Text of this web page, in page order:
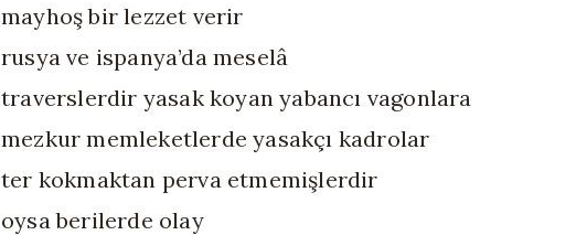
mayhoş bir lezzet verir
rusya ve ispanya’da meselâ
traverslerdir yasak koyan yabancı vagonlara
mezkur memleketlerde yasakçı kadrolar
ter kokmaktan perva etmemişlerdir
oysa berilerde olay